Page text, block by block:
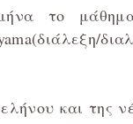
το μάθημα
και της